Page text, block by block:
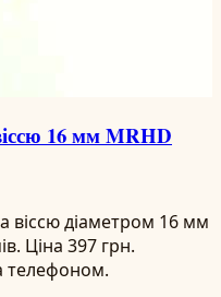
16 мм MRHD
віссю діаметром 16 мм
Ціна 397 грн.
телефоном.